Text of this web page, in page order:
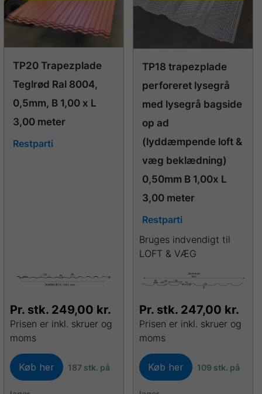
TP20 Trapezplade
Teglrød Ral 8004,
0,5mm, B 1,00 x L
3,00 meter
Restparti
Pr. stk. 249,00 kr.
Prisen er inkl. skruer og
moms
Køb her 187 stk. på
TP18 trapezplade
perforeret lysegrå
med lysegrå bagside
op ad
(lyddæmpende loft &
væg beklædning)
0,50mm B 1,00x L
3,00 meter
Restparti
Bruges indvendigt til
LOFT & VÆG
Pr. stk. 247,00 kr.
Prisen er inkl. skruer og
moms
Køb her 109 stk. på